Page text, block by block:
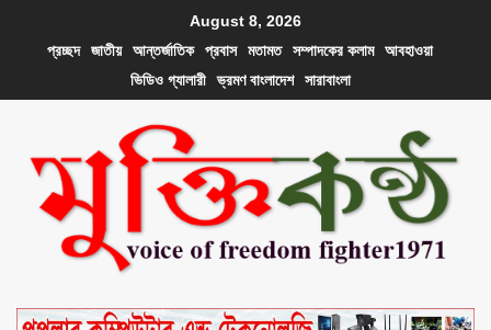
August 8, 2026
প্রচ্ছদ
জাতীয় আন্তর্জাতিক প্রবাস মতামত সম্পাদকের কলাম
আবহাওয়া
ভিডিও গ্যালারী
ভ্রমণ বাংলাদেশ সারাবাংলা